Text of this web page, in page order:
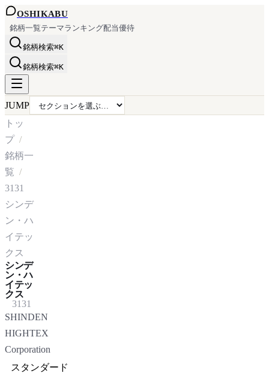
OSHIKABU
銘柄一覧テーマランキング配当優待
銘柄検索⌘K
銘柄検索⌘K
JUMP
トッ
プ
銘柄一
覧
3131
シンデ
ン・ハ
イテッ
クス
シンデ
ン・ハ
イテッ
クス
3131
SHINDEN
HIGHTEX
Corporation
スタンダード